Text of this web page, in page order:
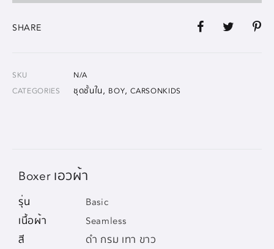
SHARE
SKU
N/A
CATEGORIES
ชุดชั้นใน, BOY,CARSONKIDS
Boxer เอวผ้า
รุ่น
Basic
เนื้อผ้า
Seamless
สี
ดำ กรม เทา ขาว